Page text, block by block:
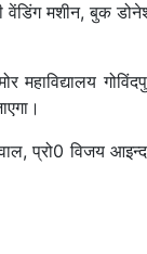
वेंडिंग मशीन, बुक
प्रो0 विजय